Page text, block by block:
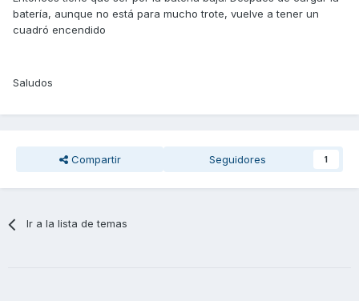
batería, aunque no está para mucho trote, vuelve a tener un
cuadró encendido
Saludos
Compartir Seguidores 1
Ir a la lista de temas